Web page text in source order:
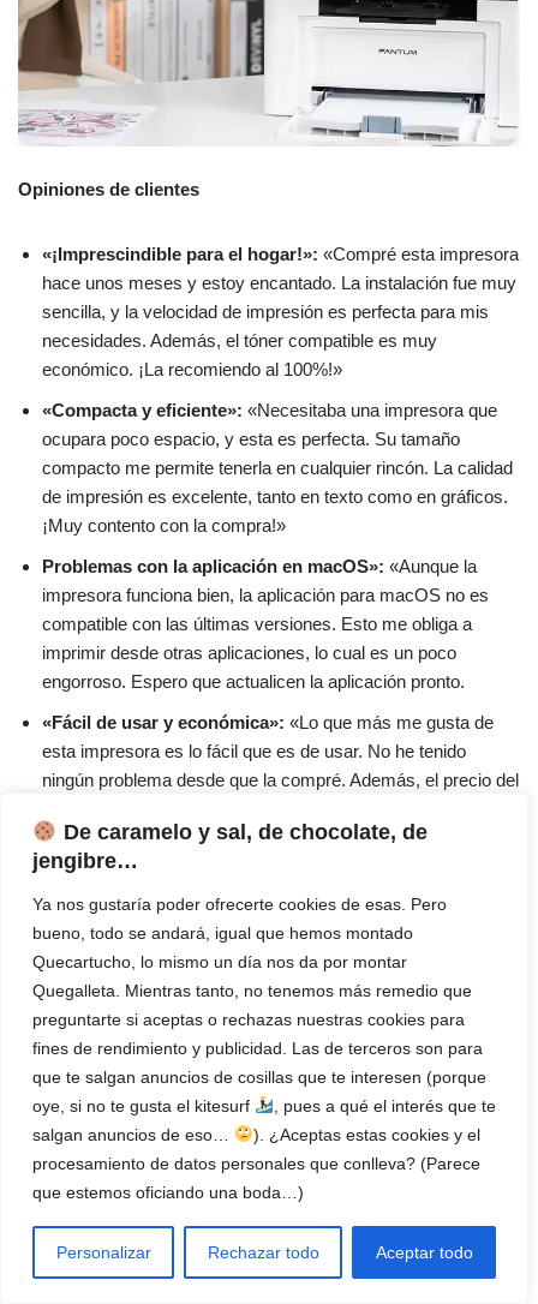
De caramelo y sal, de chocolate, de
jengibre…
Ya nos gustaría poder ofrecerte cookies de esas. Pero
bueno, todo se andará, igual que hemos montado
Quecartucho, lo mismo un día nos da por montar
Quegalleta. Mientras tanto, no tenemos más remedio que
preguntarte si aceptas o rechazas nuestras cookies para
fines de rendimiento y publicidad. Las de terceros son para
que te salgan anuncios de cosillas que te interesen (porque
oye, si no te gusta el kitesurf
, pues a qué el interés que te
salgan anuncios de eso…
). ¿Aceptas estas cookies y el
procesamiento de datos personales que conlleva? (Parece
que estemos oficiando una boda…)
Personalizar Rechazar todo Aceptar todo
Opiniones de clientes
«¡Imprescindible para el hogar!»: «Compré esta impresora
hace unos meses y estoy encantado. La instalación fue muy
sencilla, y la velocidad de impresión es perfecta para mis
necesidades. Además, el tóner compatible es muy
económico. ¡La recomiendo al 100%!»
«Compacta y eficiente»: «Necesitaba una impresora que
ocupara poco espacio, y esta es perfecta. Su tamaño
compacto me permite tenerla en cualquier rincón. La calidad
de impresión es excelente, tanto en texto como en gráficos.
¡Muy contento con la compra!»
Problemas con la aplicación en macOS»: «Aunque la
impresora funciona bien, la aplicación para macOS no es
compatible con las últimas versiones. Esto me obliga a
imprimir desde otras aplicaciones, lo cual es un poco
engorroso. Espero que actualicen la aplicación pronto.
«Fácil de usar y económica»: «Lo que más me gusta de
esta impresora es lo fácil que es de usar. No he tenido
ningún problema desde que la compré. Además, el precio del
mucho en consumibles.»
A veces le cuesta coger el papel»:
contento con la impresora, pero a veces tiene problemas
para coger el papel. Tengo que asegurarme de que esté bien
colocado para evitar atascos. Es un pequeño inconveniente,
pero puede resultar molesto.
Perfecta para Linux Mint»:
«Como usuario de Linux Mint,
siempre tengo problemas para encontrar impresoras
compatibles. Esta funciona perfectamente, sin necesidad de
instalar drivers adicionales. ¡Una maravilla!»
«Rápida y fiable»:«Necesitaba una impresora rápida para
mi pequeño negocio, y esta cumple con creces. La velocidad
ningún problema de atascos o fallos. ¡Muy recomendable!»